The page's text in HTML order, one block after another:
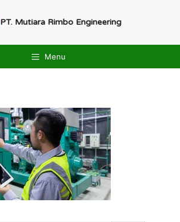
PT. Mutiara Rimbo Engineering
Menu